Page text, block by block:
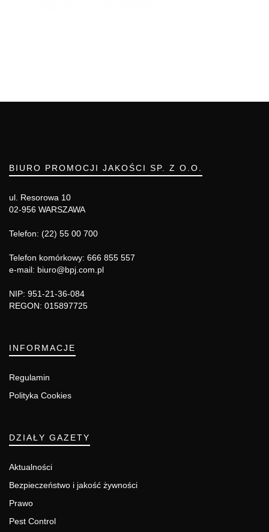
BIURO PROMOCJI JAKOŚCI SP. Z O.O.
ul. Resorowa 10
02-956 WARSZAWA
Telefon: (22) 55 00 700
Telefon komórkowy: 666 855 557
e-mail: biuro@bpj.com.pl
NIP: 951-21-36-084
REGON: 015897725
INFORMACJE
Regulamin
Polityka Cookies
DZIAŁY GAZETY
Aktualności
Bezpieczeństwo i jakość żywności
Prawo
Pest Control